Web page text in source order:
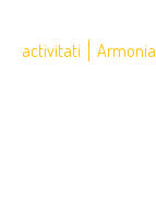
activitati
Armonia